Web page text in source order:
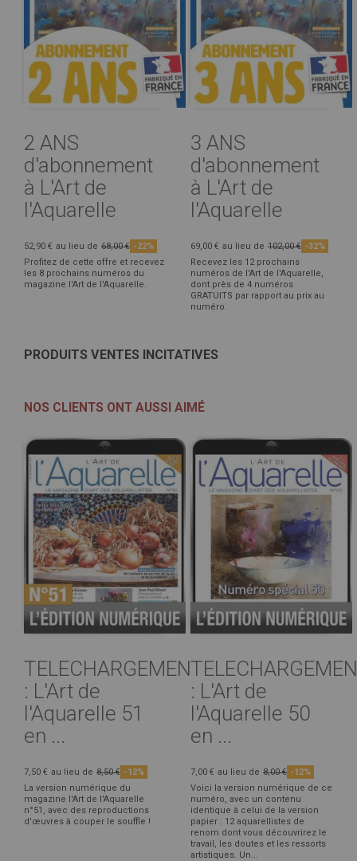
2 ANS
d'abonnement
à L'Art de
l'Aquarelle
52,90 € au lieu de 68,00 € -22%
Profitez de cette offre et recevez
les 8 prochains numéros du
magazine l'Art de l'Aquarelle.
3 ANS
d'abonnement
à L'Art de
l'Aquarelle
69,00 € au lieu de 102,00 € -32%
Recevez les 12 prochains
numéros de l'Art de l'Aquarelle,
dont près de 4 numéros
GRATUITS par rapport au prix au
numéro.
PRODUITS VENTES INCITATIVES
NOS CLIENTS ONT AUSSI AIMÉ
TELECHARGEMENT
: L'Art de
l'Aquarelle 51
en ...
7,50 € au lieu de 8,50 € -12%
La version numérique du
magazine l'Art de l'Aquarelle
n°51, avec des reproductions
d'œuvres à couper le souffle !
: L'Art de
l'Aquarelle 50
en ...
7,00 € au lieu de 8,00 € -12%
Voici la version numérique de ce
numéro, avec un contenu
identique à celui de la version
papier : 12 aquarellistes de
renom dont vous découvrirez le
travail, les doutes et les ressorts
artistiques. Un...